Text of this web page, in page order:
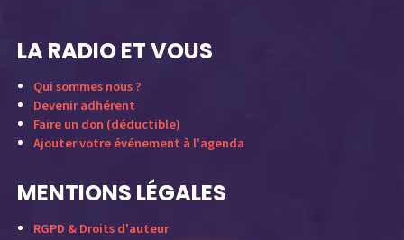
LA RADIO ET VOUS
Qui sommes nous ?
Devenir adhérent
Faire un don (déductible)
Ajouter votre événement à l'agenda
MENTIONS LÉGALES
RGPD & Droits d'auteur